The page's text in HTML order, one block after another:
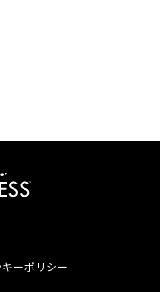
キーポリシー